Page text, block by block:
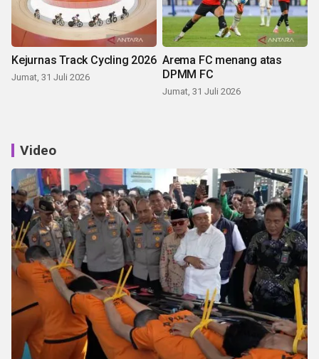
Kejurnas Track Cycling 2026
Jumat, 31 Juli 2026
Arema FC menang atas
DPMM FC
Jumat, 31 Juli 2026
Video